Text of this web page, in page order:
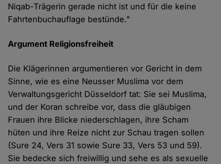
Niqab-Trägerin gerade nicht ist und für die keine
Fahrtenbuchauflage bestünde."
Argument Religionsfreiheit
Die Klägerinnen argumentieren vor Gericht in dem
Sinne, wie es eine Neusser Muslima vor dem
Verwaltungsgericht Düsseldorf tat: Sie sei Muslima,
und der Koran schreibe vor, dass die gläubigen
Frauen ihre Blicke niederschlagen, ihre Scham
hüten und ihre Reize nicht zur Schau tragen sollen
(Sure 24, Vers 31 sowie Sure 33, Vers 53 und 59).
Sie bedecke sich freiwillig und sehe es als sexuelle